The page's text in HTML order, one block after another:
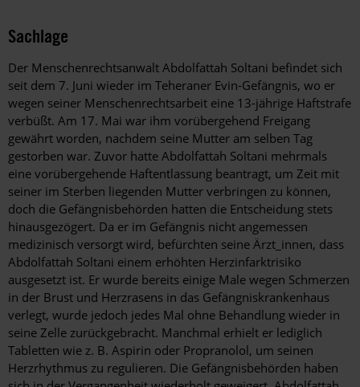
Sachlage
Der Menschenrechtsanwalt Abdolfattah Soltani befindet sich
seit dem 7. Juni wieder im Teheraner Evin-Gefängnis, wo er
wegen seiner Menschenrechtsarbeit eine 13-jährige Haftstrafe
verbüßt. Am 17. Mai war ihm vorübergehend Freigang
gewährt worden, nachdem seine Mutter am selben Tag
gestorben war. Zuvor hatte Abdolfattah Soltani mehrmals
eine vorübergehende Haftentlassung beantragt, um Zeit mit
seiner im Sterben liegenden Mutter verbringen zu können,
doch die Gefängnisbehörden hatten die Entscheidung stets
hinausgezögert. Da er im Gefängnis nicht angemessen
medizinisch versorgt wird, befürchten seine Ärzt_innen, dass
Abdolfattah Soltani einem erhöhten Herzinfarktrisiko
ausgesetzt ist. Er wurde bereits einige Male wegen Schmerzen
in der Brust und Herzrasens in das Gefängniskrankenhaus
verlegt, wurde jedoch jedes Mal ohne Behandlung wieder in
seine Zelle zurückgebracht. Manchmal erhielt er lediglich
Tabletten wie z. B. Aspirin oder Propranolol, um seinen
Herzrhythmus zu regulieren. Die Gefängnisbehörden haben